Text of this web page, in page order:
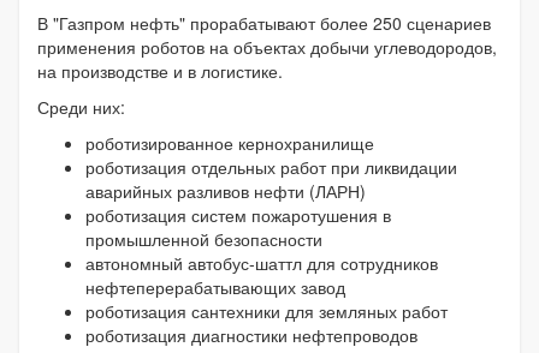
В "Газпром нефть" прорабатывают более 250 сценариев
применения роботов на объектах добычи углеводородов,
на производстве и в логистике.
Среди них:
роботизированное кернохранилище
роботизация отдельных работ при ликвидации
аварийных разливов нефти (ЛАРН)
роботизация систем пожаротушения в
промышленной безопасности
автономный автобус-шаттл для сотрудников
нефтеперерабатывающих завод
роботизация сантехники для земляных работ
роботизация диагностики нефтепроводов